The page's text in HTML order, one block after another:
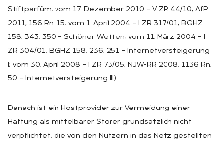
Stiftparfüm; vom 17. Dezember 2010 – V ZR 44/10, AfP
2011, 156 Rn. 15; vom 1. April 2004 – I ZR 317/01, BGHZ
158, 343, 350 – Schöner Wetten; vom 11. März 2004 – I
ZR 304/01, BGHZ 158, 236, 251 – Internetversteigerung
I; vom 30. April 2008 – I ZR 73/05, NJW-RR 2008, 1136 Rn.
50 – Internetversteigerung III).
Danach ist ein Hostprovider zur Vermeidung einer
Haftung als mittelbarer Störer grundsätzlich nicht
verpflichtet, die von den Nutzern in das Netz gestellten